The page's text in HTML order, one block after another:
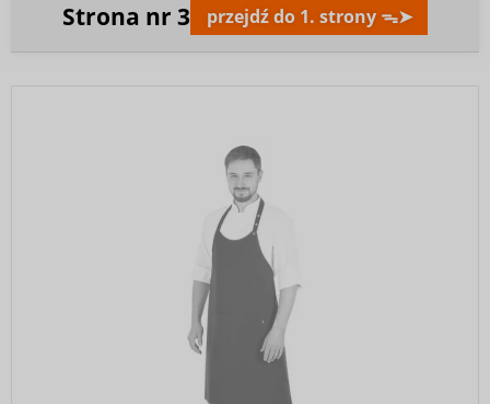
Strona nr 3 przejdź do 1. strony ᯓ➤